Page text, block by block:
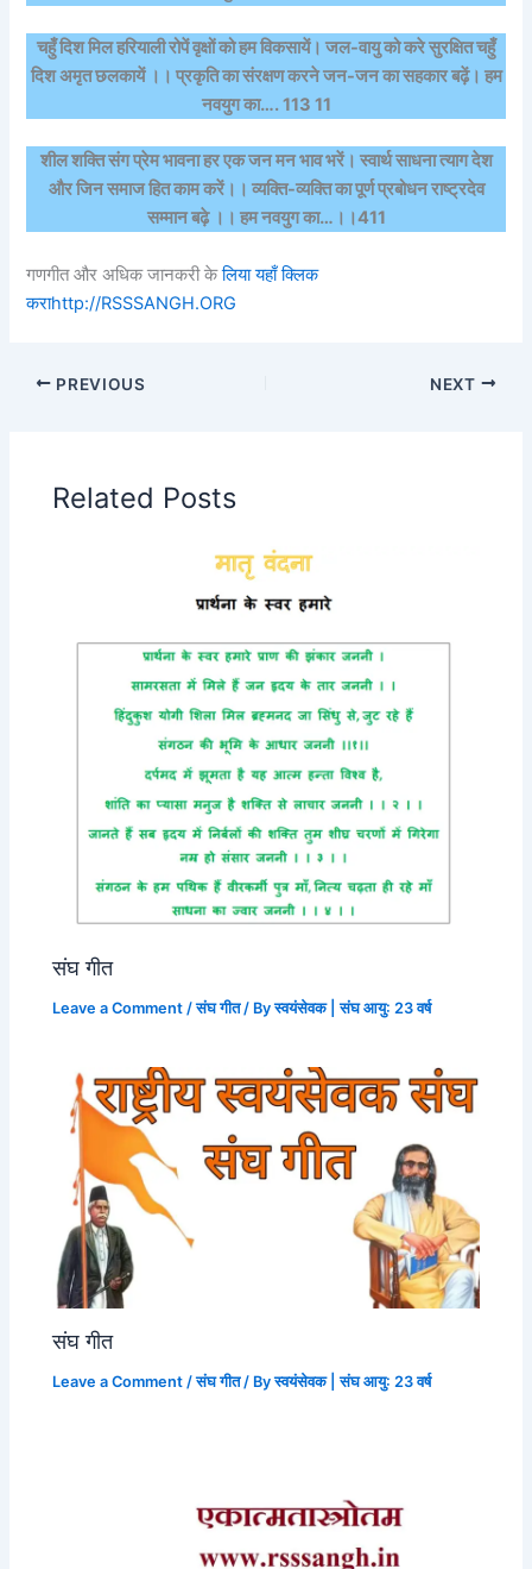
चहुँ दिश मिल हरियाली रोपें वृक्षों को हम विकसायें। जल-वायु को करे सुरक्षित चहुँ
दिश अमृत छलकायें ।। प्रकृति का संरक्षण करने जन-जन का सहकार बढ़ें। हम
नवयुग का…. 113 11
शील शक्ति संग प्रेम भावना हर एक जन मन भाव भरें। स्वार्थ साधना त्याग देश
और जिन समाज हित काम करें।। व्यक्ति-व्यक्ति का पूर्ण प्रबोधन राष्ट्रदेव
सम्मान बढ़े ।। हम नवयुग का…।।411
गणगीत और अधिक जानकरी केलिया यहाँ क्लिक
कराhttp://RSSSANGH.ORG
PREVIOUS NEXT
Related Posts
संघ गीत
Leave a Comment /संघ गीत/ Byस्वयंसेवक | संघ आयु: 23 वर्ष
संघ गीत
Leave a Comment /संघ गीत/ Byस्वयंसेवक | संघ आयु: 23 वर्ष